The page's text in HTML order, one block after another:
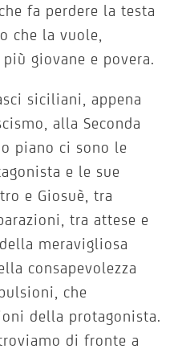
fa perdere la testa
che la vuole,
giovane e povera.
siciliani, appena
alla Seconda
piano ci sono le
e le sue
e Giosuè, tra
tra attese e
meravigliosa
consapevolezza
che
della protagonista.
di fronte a